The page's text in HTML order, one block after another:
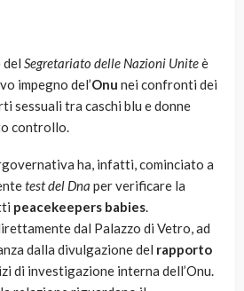
Segretariato delle Nazioni Uniteè
impegno del’Onu nei confronti dei
sessuali tra caschi blu e donne
controllo.
ha, infatti, cominciato a
test del Dna per verificare la
peacekeepers babies.
dal Palazzo di Vetro, ad
dalla divulgazione del rapporto
di investigazione interna dell’Onu.